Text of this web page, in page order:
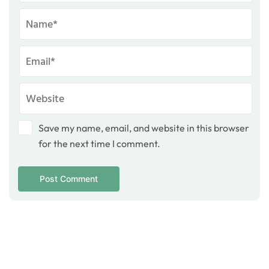
Save my name, email, and website in this browser
for the next time I comment.